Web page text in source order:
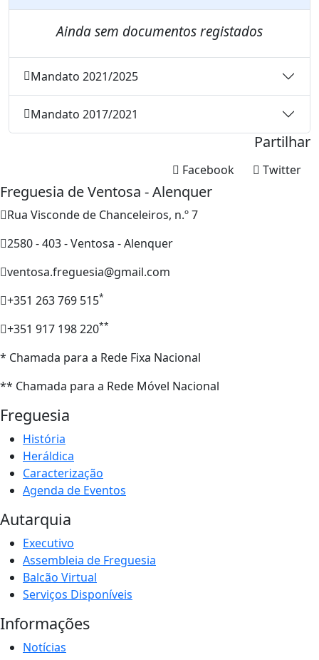
Ainda sem documentos registados
Mandato 2021/2025
Mandato 2017/2021
Partilhar
Twitter
Facebook
Freguesia de Ventosa - Alenquer
Rua Visconde de Chanceleiros, n.º 7
2580 - 403 - Ventosa - Alenquer
ventosa.freguesia@gmail.com
+351 263 769 515*
+351 917 198 220**
* Chamada para a Rede Fixa Nacional
** Chamada para a Rede Móvel Nacional
Freguesia
História
Heráldica
Caracterização
Agenda de Eventos
Autarquia
Executivo
Assembleia de Freguesia
Balcão Virtual
Serviços Disponíveis
Informações
Notícias